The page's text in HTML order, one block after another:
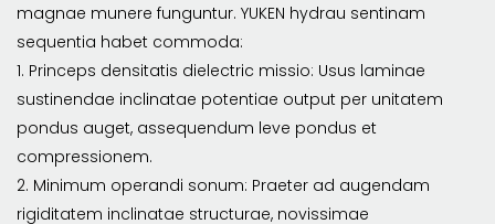
magnae munere funguntur. YUKEN hydrau sentinam
sequentia habet commoda:
1. Princeps densitatis dielectric missio: Usus laminae
sustinendae inclinatae potentiae output per unitatem
pondus auget, assequendum leve pondus et
compressionem.
2. Minimum operandi sonum: Praeter ad augendam
rigiditatem inclinatae structurae, novissimae